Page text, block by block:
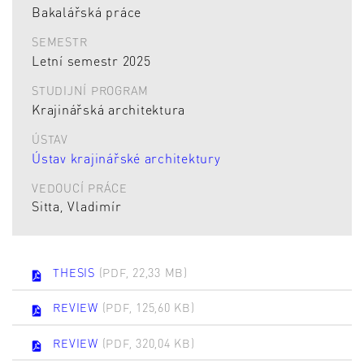
Bakalářská práce
SEMESTR
Letní semestr 2025
STUDIJNÍ PROGRAM
Krajinářská architektura
ÚSTAV
Ústav krajinářské architektury
VEDOUCÍ PRÁCE
Sitta, Vladimír
THESIS (PDF, 22,33 MB)
REVIEW (PDF, 125,60 KB)
REVIEW (PDF, 320,04 KB)